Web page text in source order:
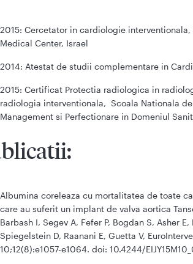
2015: Cercetator in cardiologie
Medical Center, Israel
2014: Atestat de studii complementare in
2015: Certificat Protectia radiologica in
radiologia interventionala, Scoala Nationala
Management si Perfectionare in Domeniul
Albumina coreleaza cu mortalitatea de toate
care au suferit un implant de valva aortica
Barbash I, Segev A, Fefer P, Bogdan S, Asher
Spiegelstein D, Raanani E, Guetta V,
10;12(8):e1057-e1064. doi: 10.4244/